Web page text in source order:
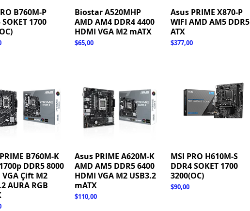
Hızlı Bakış
B760M-P
1700
Hızlı Bakış
Biostar A520MHP
AMD AM4 DDR4 4400
HDMI VGA M2 mATX
Fiyat
$65,00
Hızlı Bakış
Asus PRIME X870-P
WIFI AMD AM5 DDR5
ATX
Fiyat
$377,00
Hızlı BakışB760M-K
DDR5 8000
VGA Çift M2
AURA RGB
Hızlı Bakış
Asus PRIME A620M-K
AMD AM5 DDR5 6400
HDMI VGA M2 USB3.2
mATX
Fiyat
$110,00
Hızlı Bakış
MSI PRO H610M-S
DDR4 SOKET 1700
3200(OC)
Fiyat
$90,00